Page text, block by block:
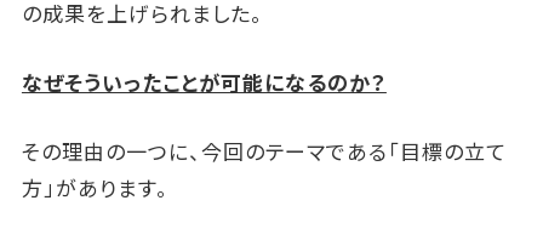
の成果を上げられました。
なぜそういったことが可能になるのか？
その理由の一つに、今回のテーマである「目標の立て
方」があります。